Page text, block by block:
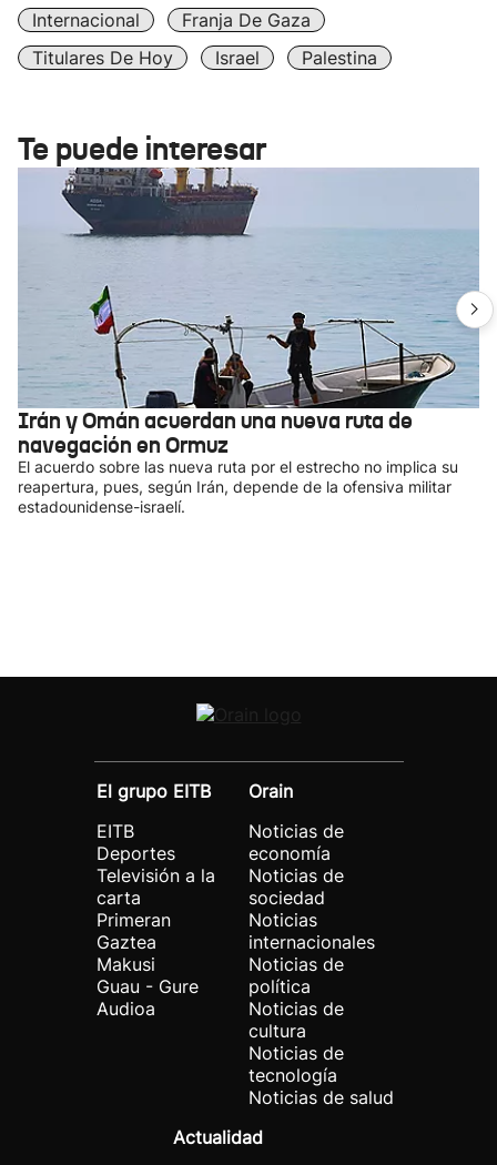
Internacional
Franja De Gaza
Titulares De Hoy
Israel Palestina
Te puede interesar
Irán y Omán acuerdan una nueva ruta de
navegación en Ormuz
El acuerdo sobre las nueva ruta por el estrecho no implica su
reapertura, pues, según Irán, depende de la ofensiva militar
estadounidense-israelí.
El grupo EITB
EITB
Deportes
Televisión a la
carta
Primeran
Gaztea
Makusi
Guau - Gure
Audioa
Orain
Noticias de
economía
Noticias de
sociedad
Noticias
internacionales
Noticias de
política
Noticias de
cultura
Noticias de
tecnología
Noticias de salud
Actualidad